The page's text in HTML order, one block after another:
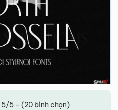
5/5 - (20 bình chọn)